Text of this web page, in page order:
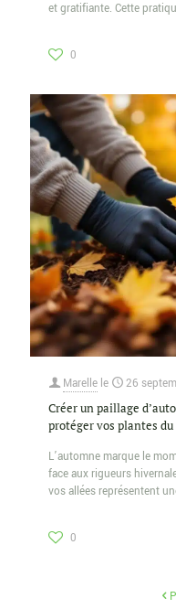
et gratifiante. Cette
0
Marelle le 26
Créer un paillage
protéger vos plantes du
L’automne marque le
face aux rigueurs
vos allées représentent
0